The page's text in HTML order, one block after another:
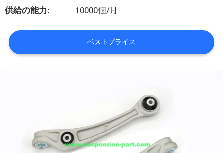
て
工
供給の能力: 10000個/月
ベストプライス